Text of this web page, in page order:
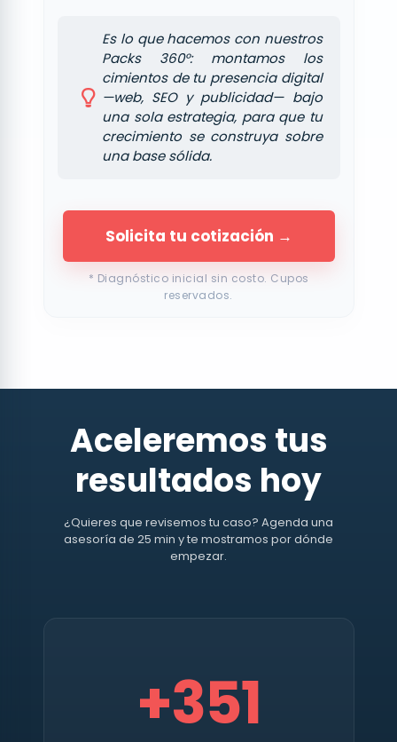
Es lo que hacemos con nuestros
Packs 360°: montamos los
cimientos de tu presencia digital
—web, SEO y publicidad— bajo
una sola estrategia, para que tu
crecimiento se construya sobre
una base sólida.
Solicita tu cotización →
* Diagnóstico inicial sin costo. Cupos
reservados.
Aceleremos tus
resultados hoy
¿Quieres que revisemos tu caso? Agenda una
asesoría de 25 min y te mostramos por dónde
empezar.
+351